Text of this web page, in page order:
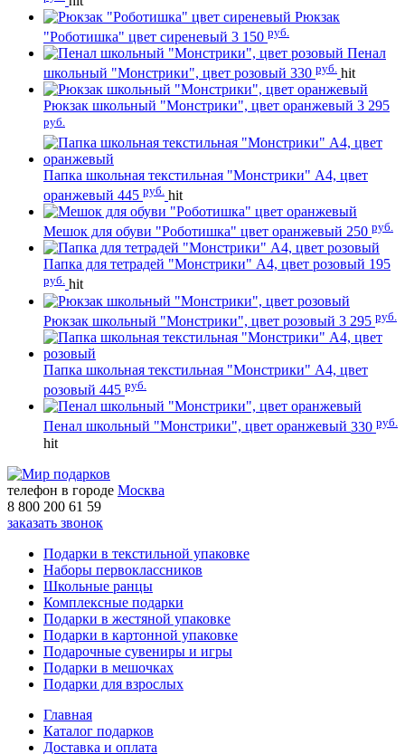
Рюкзак
"Роботишка" цвет сиреневый 3 150 руб.
Пенал
школьный "Монстрики", цвет розовый 330 руб. hit
Рюкзак школьный "Монстрики", цвет оранжевый 3 295
руб.
Папка школьная текстильная "Монстрики" А4, цвет
оранжевый 445 руб. hit
Мешок для обуви "Роботишка" цвет оранжевый 250 руб.
Папка для тетрадей "Монстрики" А4, цвет розовый 195
руб. hit
Рюкзак школьный "Монстрики", цвет розовый 3 295 руб.
Папка школьная текстильная "Монстрики" А4, цвет
розовый 445 руб.
Пенал школьный "Монстрики", цвет оранжевый 330 руб.
hit
телефон в городе Москва
8 800 200 61 59
заказать звонок
Подарки в текстильной упаковке
Наборы первоклассников
Школьные ранцы
Комплексные подарки
Подарки в жестяной упаковке
Подарки в картонной упаковке
Подарочные сувениры и игры
Подарки в мешочках
Подарки для взрослых
Главная
Каталог подарков
Доставка и оплата